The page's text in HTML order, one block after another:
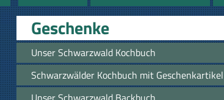
Geschenke
Geschenke
Unser Schwarzwald Kochbuch
Schwarzwälder Kochbuch mit Geschenkartikel